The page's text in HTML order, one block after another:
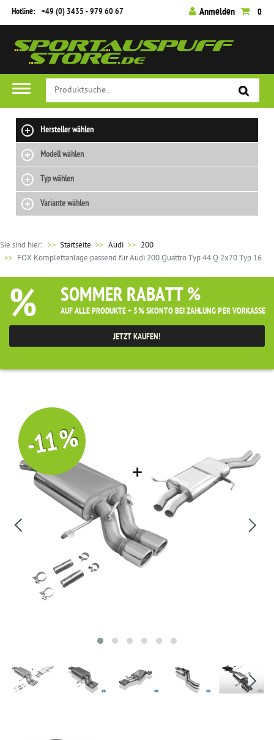
Hotline: +49 (0) 3435 - 979 60 67 Anmelden 0
Hersteller wählen
Modell wählen
Typ wählen
Variante wählen
Sie sind hier: >> Startseite Audi
200
FOX Komplettanlage passend für Audi 200 Quattro Typ 44 Q 2x70 Typ 16
% SOMMER RABATT %
AUF ALLE PRODUKTE + 3% SKONTO BEI ZAHLUNG PER VORKASSE
JETZT KAUFEN!
-11 %